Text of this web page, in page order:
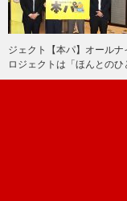
ジェクト【本パ】オール
ロジェクトは「ほんとの